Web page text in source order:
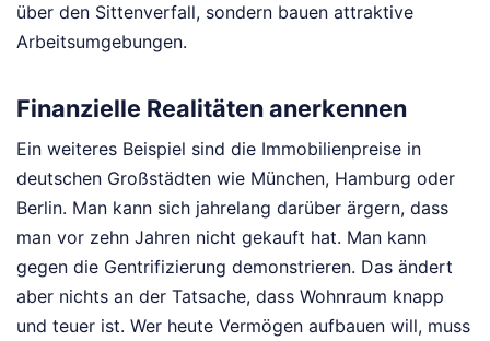
über den Sittenverfall, sondern bauen attraktive
Arbeitsumgebungen.
Finanzielle Realitäten anerkennen
Ein weiteres Beispiel sind die Immobilienpreise in
deutschen Großstädten wie München, Hamburg oder
Berlin. Man kann sich jahrelang darüber ärgern, dass
man vor zehn Jahren nicht gekauft hat. Man kann
gegen die Gentrifizierung demonstrieren. Das ändert
aber nichts an der Tatsache, dass Wohnraum knapp
und teuer ist. Wer heute Vermögen aufbauen will, muss